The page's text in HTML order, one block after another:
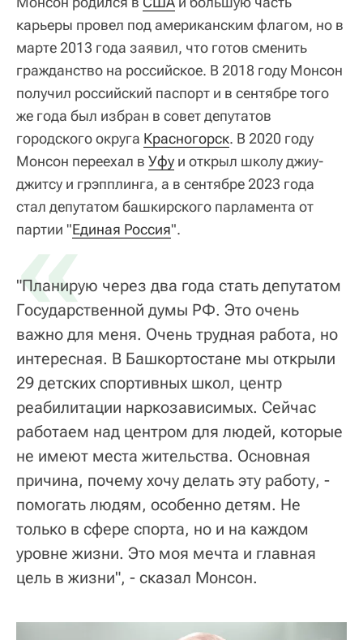
карьеры провел под американским флагом, но в
марте 2013 года заявил, что готов сменить
гражданство на российское. В 2018 году Монсон
получил российский паспорт и в сентябре того
же года был избран в совет депутатов
городского округа Красногорск. В 2020 году
Монсон переехал в Уфу и открыл школу джиу-
джитсу и грэпплинга, а в сентябре 2023 года
стал депутатом башкирского парламента от
партии "Единая Россия".
«
"Планирую через два года стать депутатом
Государственной думы РФ. Это очень
важно для меня. Очень трудная работа, но
интересная. В Башкортостане мы открыли
29 детских спортивных школ, центр
реабилитации наркозависимых. Сейчас
работаем над центром для людей, которые
не имеют места жительства. Основная
причина, почему хочу делать эту работу, -
помогать людям, особенно детям. Не
только в сфере спорта, но и на каждом
уровне жизни. Это моя мечта и главная
цель в жизни", - сказал Монсон.